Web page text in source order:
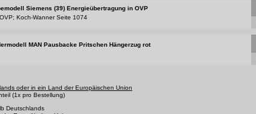
Siemens (39) Energieübertragung in OVP
Koch-Wanner Seite 1074
MAN Pausbacke Pritschen Hängerzug rot
oder in ein Land der Europäischen Union
(1x pro Bestellung)
Deutschlands